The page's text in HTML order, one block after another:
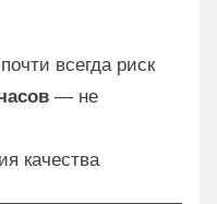
всегда риск
— не
качества